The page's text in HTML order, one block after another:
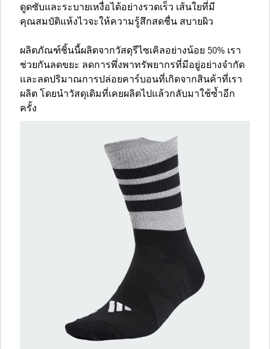
ดูดซับและระบายเหงื่อได้อย่างรวดเร็ว เส้นใยที่มี
คุณสมบัติแห้งไวจะให้ความรู้สึกสดชื่น สบายผิว
ผลิตภัณฑ์ชิ้นนี้ผลิตจากวัสดุรีไซเคิลอย่างน้อย 50% เรา
ช่วยกันลดขยะ ลดการพึ่งพาทรัพยากรที่มีอยู่อย่างจำกัด
และลดปริมาณการปล่อยคาร์บอนที่เกิดจากสินค้าที่เรา
ผลิต โดยนำวัสดุเดิมที่เคยผลิตไปแล้วกลับมาใช้ซ้ำอีก
ครั้ง